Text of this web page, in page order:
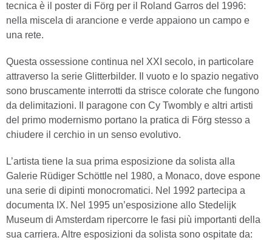
tecnica è il poster di Förg per il Roland Garros del 1996:
nella miscela di arancione e verde appaiono un campo e
una rete.
Questa ossessione continua nel XXI secolo, in particolare
attraverso la serie Glitterbilder. Il vuoto e lo spazio negativo
sono bruscamente interrotti da strisce colorate che fungono
da delimitazioni. Il paragone con Cy Twombly e altri artisti
del primo modernismo portano la pratica di Förg stesso a
chiudere il cerchio in un senso evolutivo.
L’artista tiene la sua prima esposizione da solista alla
Galerie Rüdiger Schöttle nel 1980, a Monaco, dove espone
una serie di dipinti monocromatici. Nel 1992 partecipa a
documenta IX. Nel 1995 un’esposizione allo Stedelijk
Museum di Amsterdam ripercorre le fasi più importanti della
sua carriera. Altre esposizioni da solista sono ospitate da: